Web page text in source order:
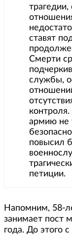
ставят
Смерти
службы,
армию не
повысил
петиции.
Напомним, 58-
занимает пост
года. До этого